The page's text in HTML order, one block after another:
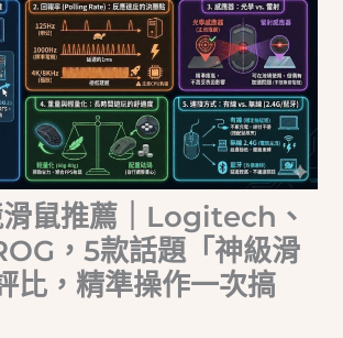
鼠推薦｜Logitech、
，5款話題「神級滑
比，精準操作一次搞